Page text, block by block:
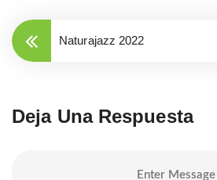
Naturajazz 2022
Deja Una Respuesta